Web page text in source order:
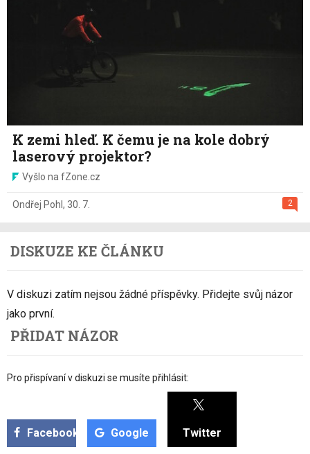
K zemi hleď. K čemu je na kole dobrý
laserový projektor?
Vyšlo na fZone.cz
2
Ondřej Pohl , 30. 7.
DISKUZE KE ČLÁNKU
V diskuzi zatím nejsou žádné příspěvky. Přidejte svůj názor
jako první.
PŘIDAT NÁZOR
Pro přispívaní v diskuzi se musíte přihlásit:
Facebook Google Twitter